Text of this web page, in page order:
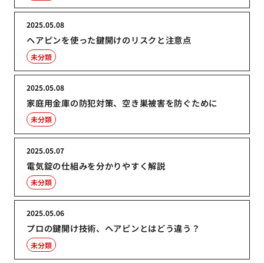
ヘアピンを使った鍵開けのリスクと注意点
2025.05.08
未分類
家庭用金庫の防犯対策、空き巣被害を防ぐために
2025.05.08
未分類
電気錠の仕組みを分かりやすく解説
2025.05.07
未分類
プロの鍵開け技術、ヘアピンとはどう違う？
2025.05.06
未分類